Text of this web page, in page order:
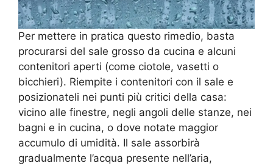
Per mettere in pratica questo rimedio, basta
procurarsi del sale grosso da cucina e alcuni
contenitori aperti (come ciotole, vasetti o
bicchieri). Riempite i contenitori con il sale e
posizionateli nei punti più critici della casa:
vicino alle finestre, negli angoli delle stanze, nei
bagni e in cucina, o dove notate maggior
accumulo di umidità. Il sale assorbirà
gradualmente l’acqua presente nell’aria,